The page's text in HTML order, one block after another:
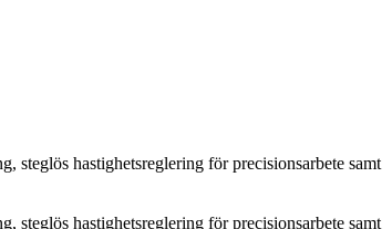
hastighetsreglering för precisionsarbete samt
hastighetsreglering för precisionsarbete samt